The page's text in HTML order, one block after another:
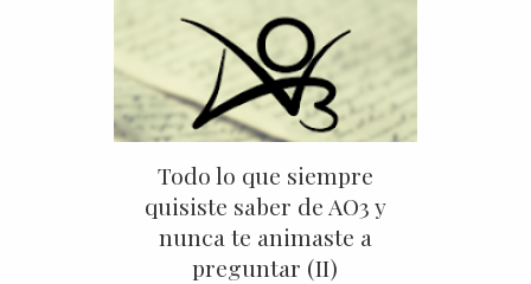
Todo lo que siempre
quisiste saber de AO3 y
nunca te animaste a
preguntar (II)